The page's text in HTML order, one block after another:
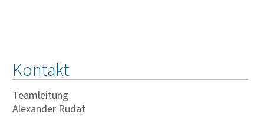
Kontakt
Teamleitung
Alexander Rudat